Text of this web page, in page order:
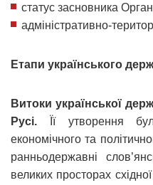
статус засновника
адміністративно-
Етапи українського
Витоки української
Русі. Її утворення
економічного та
ранньодержавні
великих просторах